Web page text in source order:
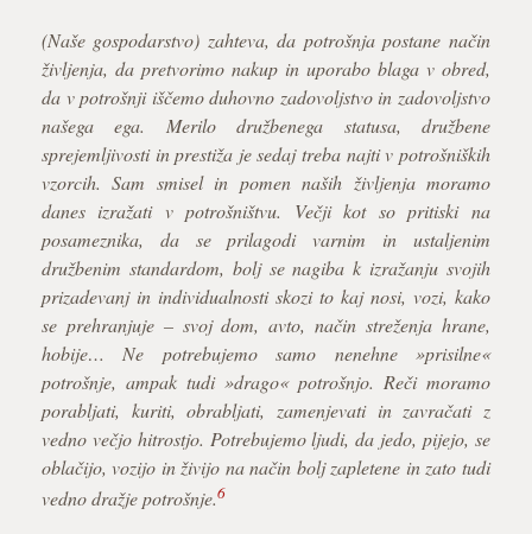
(Naše gospodarstvo) zahteva, da potrošnja postane način
življenja, da pretvorimo nakup in uporabo blaga v obred,
da v potrošnji iščemo duhovno zadovoljstvo in zadovoljstvo
našega ega. Merilo družbenega statusa, družbene
sprejemljivosti in prestiža je sedaj treba najti v potrošniških
vzorcih. Sam smisel in pomen naših življenja moramo
danes izražati v potrošništvu. Večji kot so pritiski na
posameznika, da se prilagodi varnim in ustaljenim
družbenim standardom, bolj se nagiba k izražanju svojih
prizadevanj in individualnosti skozi to kaj nosi, vozi, kako
se prehranjuje – svoj dom, avto, način streženja hrane,
hobije… Ne potrebujemo samo nenehne »prisilne«
potrošnje, ampak tudi »drago« potrošnjo. Reči moramo
porabljati, kuriti, obrabljati, zamenjevati in zavračati z
vedno večjo hitrostjo. Potrebujemo ljudi, da jedo, pijejo, se
oblačijo, vozijo in živijo na način bolj zapletene in zato tudi
vedno dražje potrošnje.6